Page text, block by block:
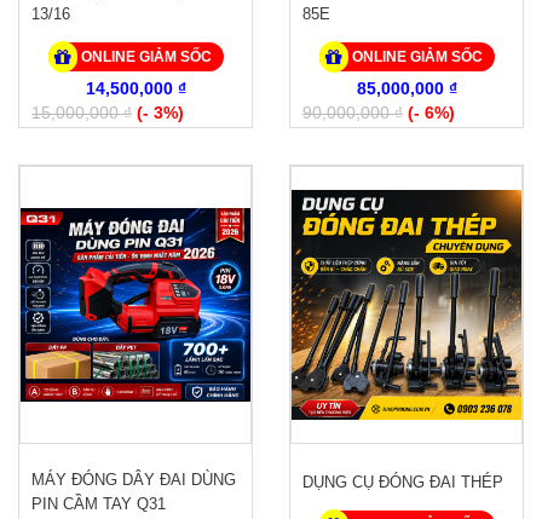
13/16
ONLINE GIẢM SỐC
14,500,000 ₫
15,000,000 ₫ (- 3%)
85E
ONLINE GIẢM SỐC
85,000,000 ₫
90,000,000 ₫ (- 6%)
MÁY ĐÓNG DÂY ĐAI DÙNG
PIN CẦM TAY Q31
DỤNG CỤ ĐÓNG ĐAI THÉP